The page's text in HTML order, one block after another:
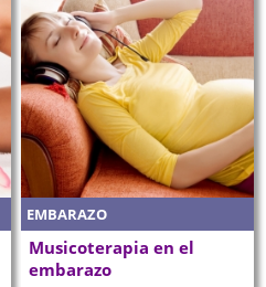
EMBARAZO
Musicoterapia en el
embarazo